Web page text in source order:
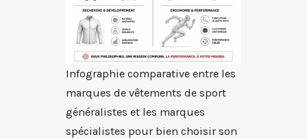
Infographie comparative entre les
marques de vêtements de sport
généralistes et les marques
spécialistes pour bien choisir son